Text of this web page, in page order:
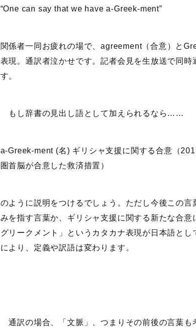
“One can say that we have a-Greek-ment”
関係者一同お疲れの場で、agreement（合意）と
表現。通訳者泣かせです。記者会見を生放送で同
す。
もし辞書の見出し語として加えられるなら……
a-Greek-ment (名) ギリシャ支援に関する合意（
圏首脳が合意した救済措置）
のように説明をつけるでしょう。ただし今後この
みを指す言葉か、ギリシャ支援に関する新たな合
グリークメント」というカタカナ表現が日本語と
により、定義や訳語は変わります。
通訳の場合、「文脈」、つまりその前後の言葉